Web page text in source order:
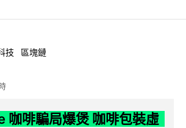
技 區塊鏈
咖啡騙局爆煲 咖啡包裝虛